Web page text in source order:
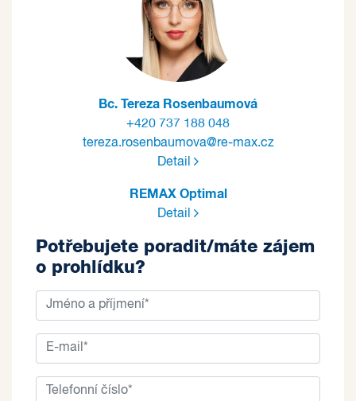
Bc. Tereza Rosenbaumová
+420 737 188 048
tereza.rosenbaumova@re-max.cz
Detail
REMAX Optimal
Detail
Potřebujete poradit/máte zájem
o prohlídku?